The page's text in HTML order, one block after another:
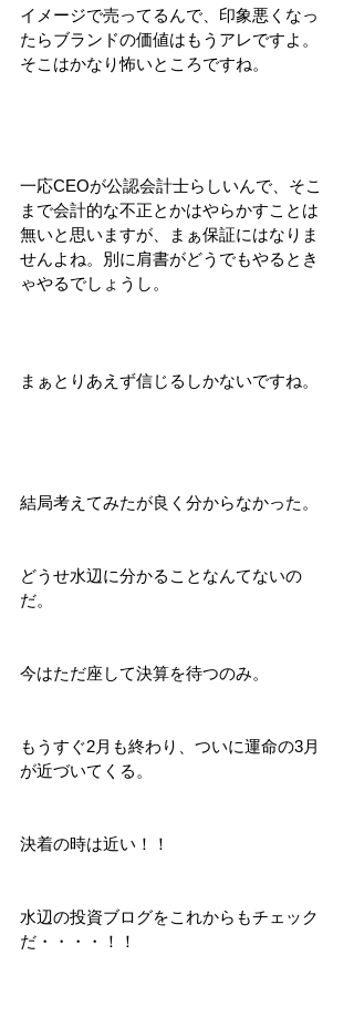
イメージで売ってるんで、印象悪くなっ
たらブランドの価値はもうアレですよ。
そこはかなり怖いところですね。
一応CEOが公認会計士らしいんで、そこ
まで会計的な不正とかはやらかすことは
無いと思いますが、まぁ保証にはなりま
せんよね。別に肩書がどうでもやるとき
ゃやるでしょうし。
まぁとりあえず信じるしかないですね。
結局考えてみたが良く分からなかった。
どうせ水辺に分かることなんてないの
だ。
今はただ座して決算を待つのみ。
もうすぐ2月も終わり、ついに運命の3月
が近づいてくる。
決着の時は近い！！
水辺の投資ブログをこれからもチェック
だ・・・・！！